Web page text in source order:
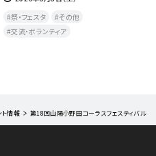
祭・フェスタ
その他
交流・ボランティア
ト情報 第18回山陽小野田コーラスフェスティバル